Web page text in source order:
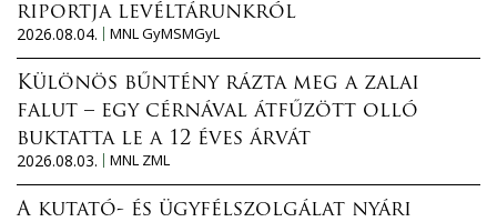
riportja levéltárunkról
2026.08.04.
MNL GyMSMGyL
Különös bűntény rázta meg a zalai
falut – egy cérnával átfűzött olló
buktatta le a 12 éves árvát
2026.08.03.
MNL ZML
A kutató- és ügyfélszolgálat nyári